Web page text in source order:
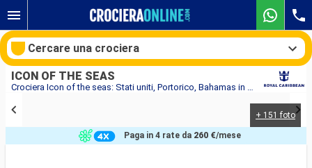
Crociera Icon of the seas: Stati uniti, Portorico, Bahamas in partenza da Miami
ICON OF THE SEAS
+ 151 foto
Paga in 4 rate da260 €/mese
Cercare una crociera
Le nostre destinazioni